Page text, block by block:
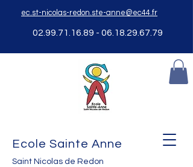
ec.st-nicolas-redon.ste-anne@ec44.fr
02.99.71.16.89 - 06.18.29 .67.79
Ecole Sainte Anne
Saint Nicolas de Redon